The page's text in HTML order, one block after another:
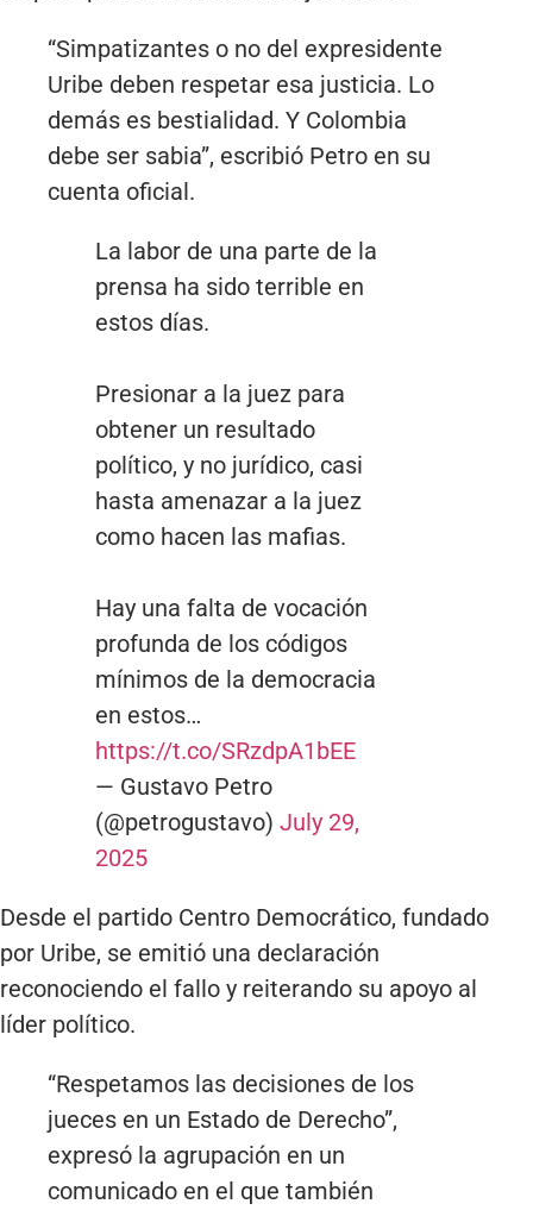
“Simpatizantes o no del expresidente
Uribe deben respetar esa justicia. Lo
demás es bestialidad. Y Colombia
debe ser sabia”, escribió Petro en su
cuenta oficial.
La labor de una parte de la
prensa ha sido terrible en
estos días.
Presionar a la juez para
obtener un resultado
político, y no jurídico, casi
hasta amenazar a la juez
como hacen las mafias.
Hay una falta de vocación
profunda de los códigos
mínimos de la democracia
en estos…
https://t.co/SRzdpA1bEE
— Gustavo Petro
(@petrogustavo) July 29,
2025
Desde el partido Centro Democrático, fundado
por Uribe, se emitió una declaración
reconociendo el fallo y reiterando su apoyo al
líder político.
“Respetamos las decisiones de los
jueces en un Estado de Derecho”,
expresó la agrupación en un
comunicado en el que también